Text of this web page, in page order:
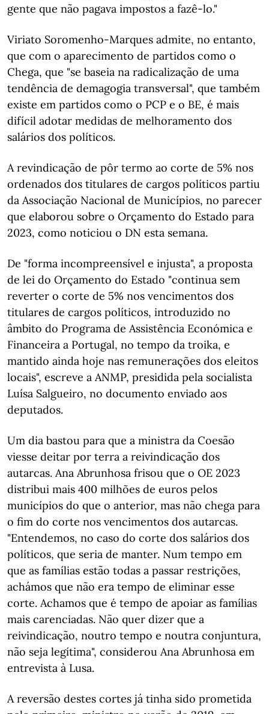
gente que não pagava impostos a fazê-lo."
Viriato Soromenho-Marques admite, no entanto,
que com o aparecimento de partidos como o
Chega, que "se baseia na radicalização de uma
tendência de demagogia transversal", que também
existe em partidos como o PCP e o BE, é mais
difícil adotar medidas de melhoramento dos
salários dos políticos.
A revindicação de pôr termo ao corte de 5% nos
ordenados dos titulares de cargos políticos partiu
da Associação Nacional de Municípios, no parecer
que elaborou sobre o Orçamento do Estado para
2023, como noticiou o DN esta semana.
De "forma incompreensível e injusta", a proposta
de lei do Orçamento do Estado "continua sem
reverter o corte de 5% nos vencimentos dos
titulares de cargos políticos, introduzido no
âmbito do Programa de Assistência Económica e
Financeira a Portugal, no tempo da troika, e
mantido ainda hoje nas remunerações dos eleitos
locais", escreve a ANMP, presidida pela socialista
Luísa Salgueiro, no documento enviado aos
deputados.
Um dia bastou para que a ministra da Coesão
viesse deitar por terra a reivindicação dos
autarcas. Ana Abrunhosa frisou que o OE 2023
distribui mais 400 milhões de euros pelos
municípios do que o anterior, mas não chega para
o fim do corte nos vencimentos dos autarcas.
"Entendemos, no caso do corte dos salários dos
políticos, que seria de manter. Num tempo em
que as famílias estão todas a passar restrições,
achámos que não era tempo de eliminar esse
corte. Achamos que é tempo de apoiar as famílias
mais carenciadas. Não quer dizer que a
reivindicação, noutro tempo e noutra conjuntura,
não seja legítima", considerou Ana Abrunhosa em
entrevista à Lusa.
A reversão destes cortes já tinha sido prometida